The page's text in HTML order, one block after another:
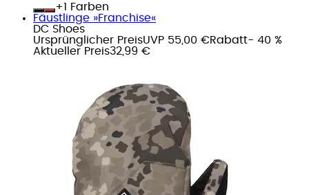
+
Farben
Fäustlinge »Franchise«
DC Shoes
Ursprünglicher PreisUVP 55,00 €Rabatt- 40 %
Aktueller Preis32,99 €